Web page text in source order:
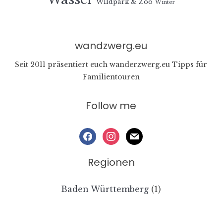
Wildpark & Zoo Winter
wandzwerg.eu
Seit 2011 präsentiert euch wanderzwerg.eu Tipps für
Familientouren
Follow me
facebookinstagram
mail
Regionen
Baden Württemberg (1)